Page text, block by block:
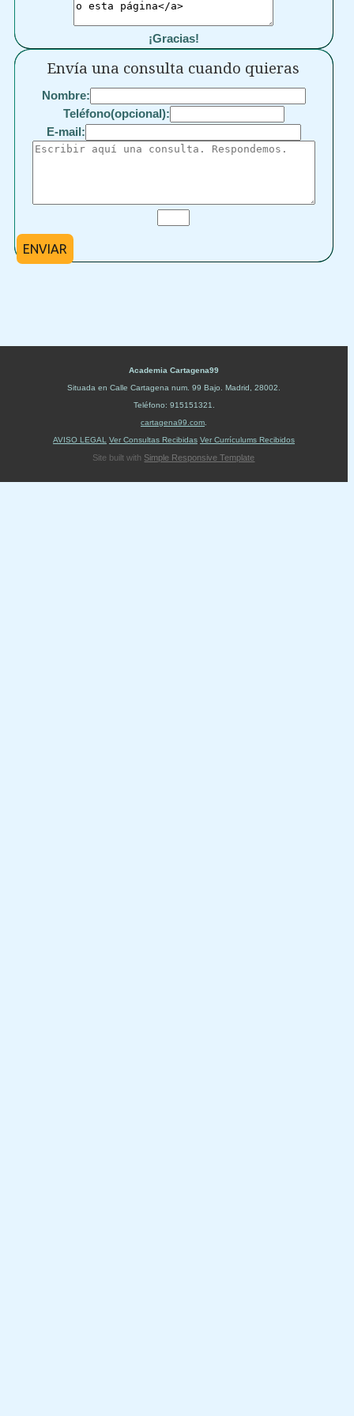
¡Gracias!
Envía una consulta cuando quieras
Nombre:
Teléfono(opcional):
E-mail:
ENVIAR
Academia Cartagena99
Situada en Calle Cartagena num. 99 Bajo Madrid 28002
Teléfono: 915151321
cartagena99.com
AVISO LEGAL
Ver Consultas Recibidas Ver Currículums Recibidos
Site built with Simple Responsive Template